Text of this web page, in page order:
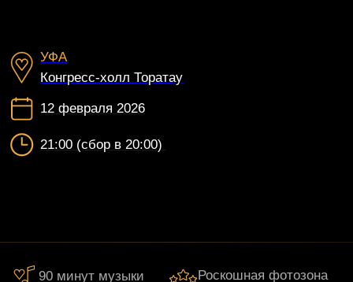
21:00 (сбор в 20:00)